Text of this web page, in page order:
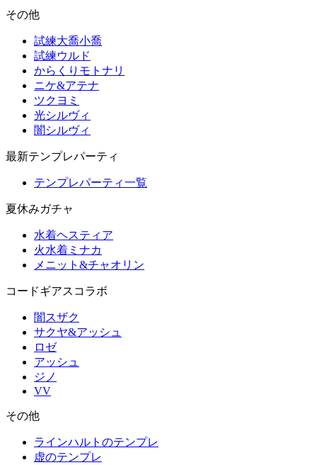
その他
試練大喬小喬
試練ウルド
からくりモトナリ
ニケ&アテナ
ツクヨミ
光シルヴィ
闇シルヴィ
最新テンプレパーティ
テンプレパーティ一覧
夏休みガチャ
水着ヘスティア
火水着ミナカ
メニット&チャオリン
コードギアスコラボ
闇スザク
サクヤ&アッシュ
ロゼ
アッシュ
ジノ
VV
その他
ラインハルトのテンプレ
虚のテンプレ